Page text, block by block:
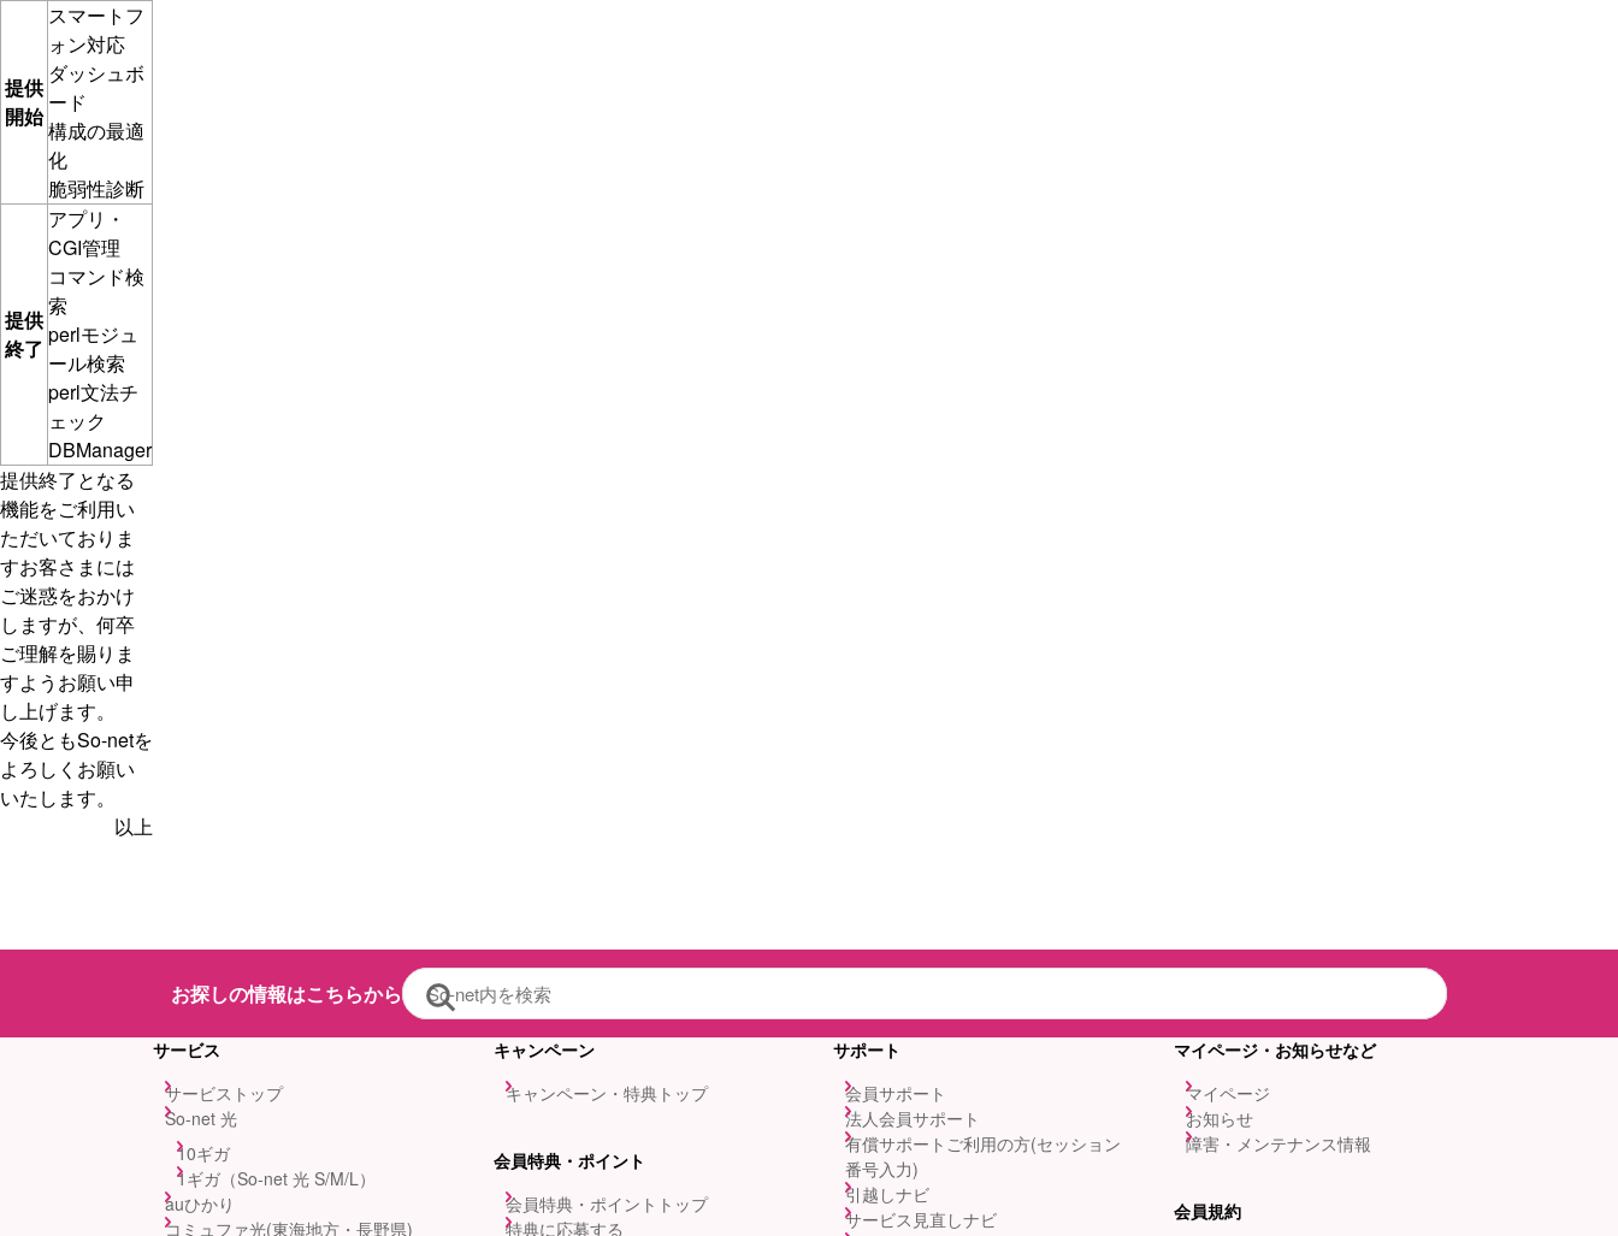
提供
開始
スマートフ
ォン対応
ダッシュボ
ード
構成の最適
化
脆弱性診断
提供
終了
アプリ・
CGI管理
コマンド検
索
perlモジュ
ール検索
perl文法チ
ェック
DBManager
提供終了となる
機能をご利用い
ただいておりま
すお客さまには
ご迷惑をおかけ
しますが、何卒
ご理解を賜りま
すようお願い申
し上げます。
今後ともSo-netを
よろしくお願い
いたします。
以上
お探しの情報はこちらから
サービス
サービストップ
So-net 光
10ギガ
1ギガ（So-net 光 S/M/L）
auひかり
コミュファ光(東海地方・長野県)
キャンペーン
キャンペーン・特典トップ
会員特典・ポイント
会員特典・ポイントトップ
特典に応募する
サポート
会員サポート
法人会員サポート
有償サポートご利用の方(セッション
番号入力)
引越しナビ
サービス見直しナビ
マイページ・お知らせなど
マイページ
お知らせ
障害・メンテナンス情報
会員規約